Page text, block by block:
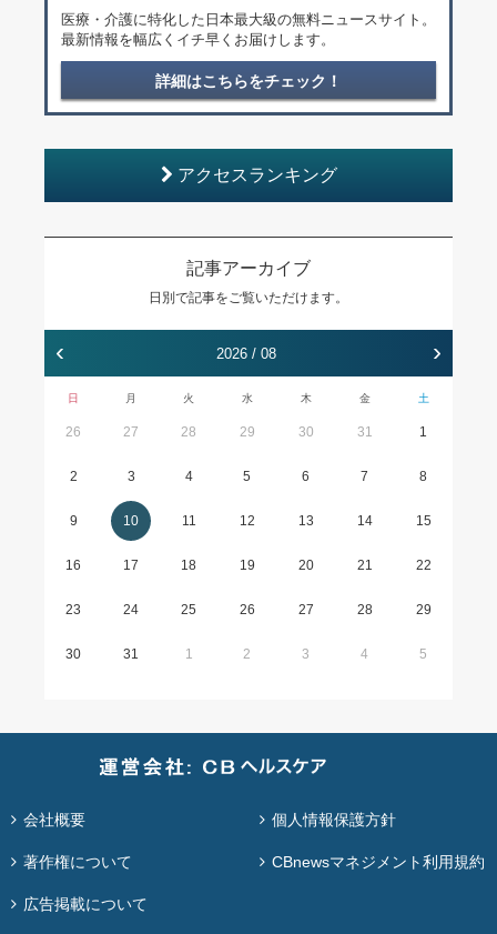
医療・介護に特化した日本最大級の無料ニュースサイト。
最新情報を幅広くイチ早くお届けします。
詳細はこちらをチェック！
アクセスランキング
記事アーカイブ
日別で記事をご覧いただけます。
‹ 2026 / 08 ›
日 月 火 水 木 金 土
26 27 28 29 30 31 1
2 3 4 5 6 7 8
9 10 11 12 13 14 15
16 17 18 19 20 21 22
23 24 25 26 27 28 29
30 31 1 2 3 4 5
会社概要 個人情報保護方針
著作権について CBnewsマネジメント利用規約
広告掲載について